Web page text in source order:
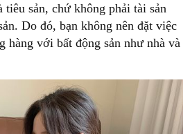
tiêu sản, chứ không phải tài sản
Do đó, bạn không nên đặt việc
hàng với bất động sản như nhà và